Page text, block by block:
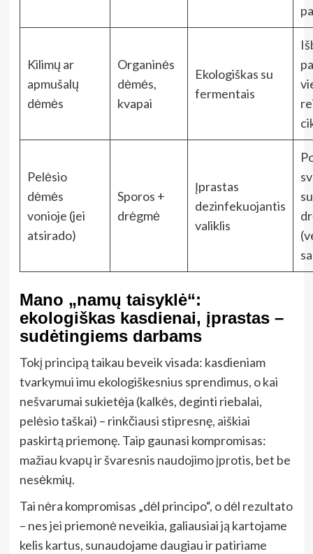
Kilimų ar
apmušalų
dėmės
Organinės
dėmės,
kvapai
Ekologiškas su
fermentais
Pelėsio
dėmės
vonioje (jei
atsirado)
Sporos +
drėgmė
Įprastas
dezinfekuojantis
valiklis
Mano „namų taisyklė“:
ekologiškas kasdienai, įprastas –
sudėtingiems darbams
Tokį principą taikau beveik visada: kasdieniam
tvarkymui imu ekologiškesnius sprendimus, o kai
nešvarumai sukietėja (kalkės, deginti riebalai,
pelėsio taškai) – rinkčiausi stipresnę, aiškiai
paskirtą priemonę. Taip gaunasi kompromisas:
mažiau kvapų ir švaresnis naudojimo įprotis, bet be
nesėkmių.
Tai nėra kompromisas „dėl principo“, o dėl rezultato
– nes jei priemonė neveikia, galiausiai ją kartojame
kelis kartus, sunaudojame daugiau ir patiriame